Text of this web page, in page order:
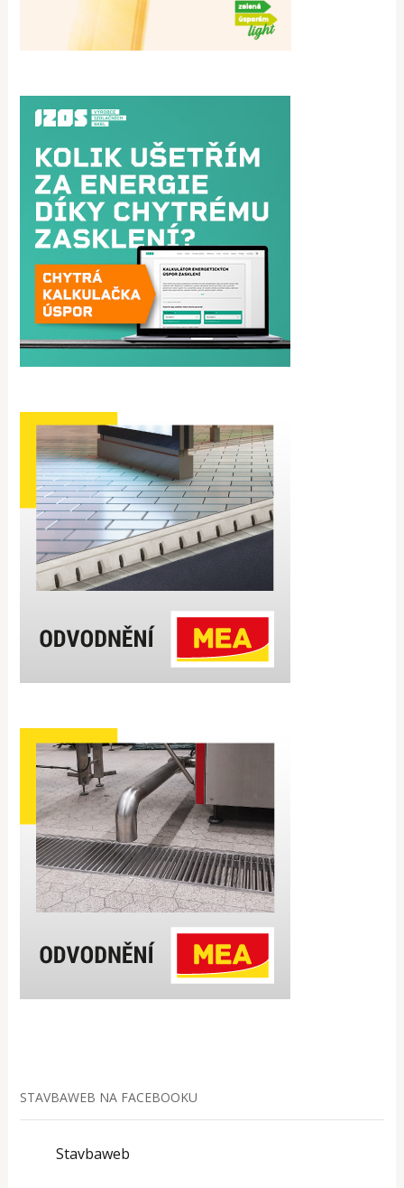
STAVBAWEB NA FACEBOOKU
Stavbaweb